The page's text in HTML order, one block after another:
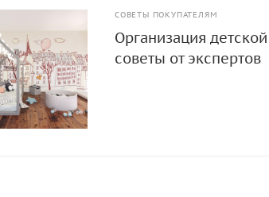
СОВЕТЫ ПОКУПАТЕЛЯМ
Организация
советы от экспертов